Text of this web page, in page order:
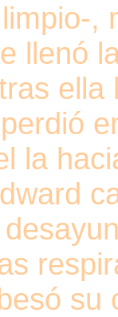
,
llenó
la
su